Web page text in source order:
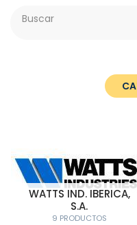
WATTS IND. IBERICA,
S.A.
9 PRODUCTOS